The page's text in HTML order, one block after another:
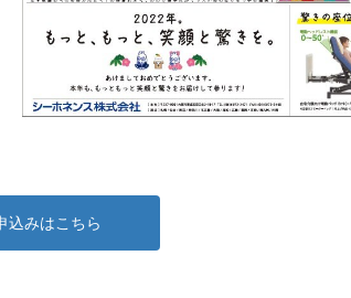
込みはこちら